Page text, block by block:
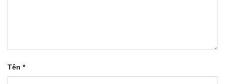
Tên *